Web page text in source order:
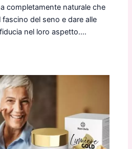
completamente naturale che
fascino del seno e dare alle
nel loro aspetto.…